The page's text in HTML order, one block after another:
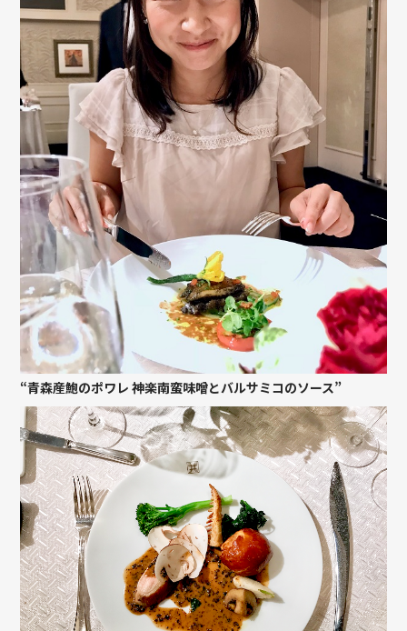
“青森産鮑のポワレ 神楽南蛮味噌とバルサミコのソース”